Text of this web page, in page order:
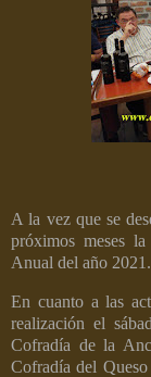
A la vez que se
próximos meses
Anual del año 2021.
En cuanto a las
realización el
Cofradía de la
Cofradía del